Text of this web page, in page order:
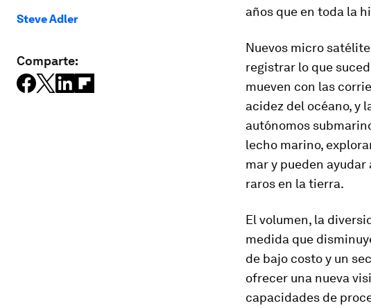
Steve Adler
Comparte:
años que en toda la
Nuevos micro
registrar lo que
mueven con las
acidez del océano, y
autónomos
lecho marino,
mar y pueden
raros en la tierra.
El volumen, la
medida que
de bajo costo y un
ofrecer una nueva
capacidades de